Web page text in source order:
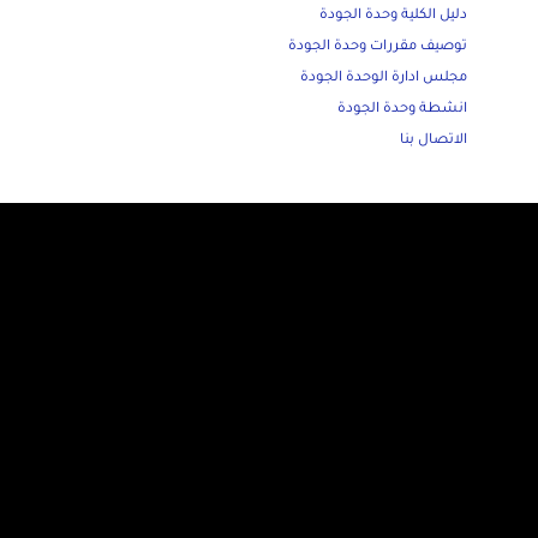
دليل الكلية وحدة الجودة
توصيف مقررات وحدة الجودة
مجلس ادارة الوحدة الجودة
انشطة وحدة الجودة
الاتصال بنا